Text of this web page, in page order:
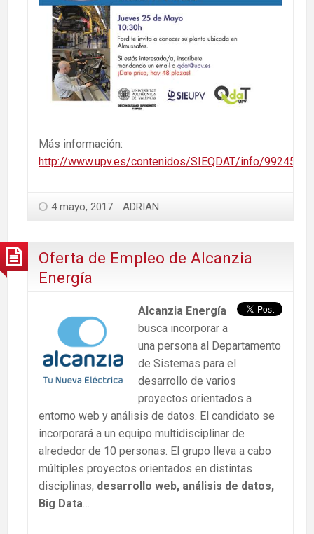
Más información:
http://www.upv.es/contenidos/SIEQDAT/info/
4 mayo, 2017 ADRIAN
Oferta de Empleo de Alcanzia
Energía
Alcanzia Energía
busca incorporar a
una persona al Departamento
de Sistemas para el
desarrollo de varios
proyectos orientados a
entorno web y análisis de datos. El candidato se
incorporará a un equipo multidisciplinar de
alrededor de 10 personas. El grupo lleva a cabo
múltiples proyectos orientados en distintas
disciplinas, desarrollo web, análisis de datos,
Big Data